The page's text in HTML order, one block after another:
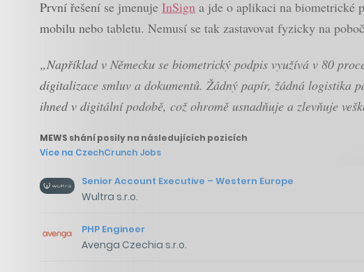
První řešení se jmenuje InSign a jde o aplikaci na biometrické
mobilu nebo tabletu. Nemusí se tak zastavovat fyzicky na
„Například v Německu se biometrický podpis využívá v 80
digitalizace smluv a dokumentů. Žádný papír, žádná logistika
ihned v digitální podobě, což ohromě usnadňuje a zlevňuje
MEWS shání posily na následujících pozicích
Více na CzechCrunch Jobs
Senior Account Executive – Western Europe
Wultra s.r.o.
PHP Engineer
Avenga Czechia s.r.o.